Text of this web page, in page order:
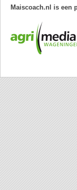
Maiscoach.nl is een